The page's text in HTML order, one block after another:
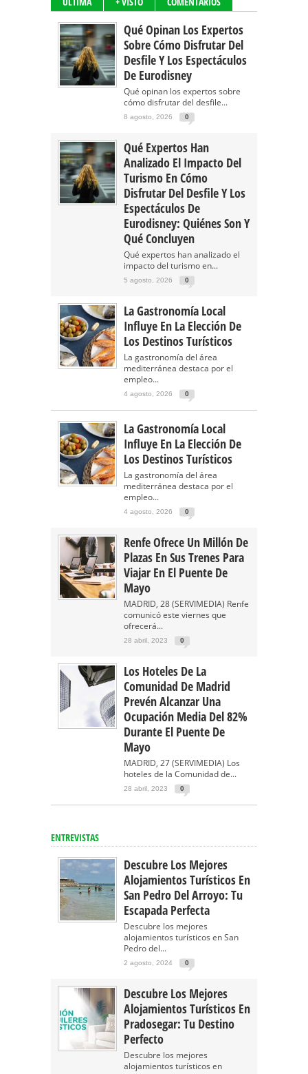
Qué Opinan Los Expertos
Sobre Cómo Disfrutar Del
Desfile Y Los Espectáculos
De Eurodisney
Qué opinan los expertos sobre
cómo disfrutar del desfile...
8 agosto, 2026 0
Qué Expertos Han
Analizado El Impacto Del
Turismo En Cómo
Disfrutar Del Desfile Y Los
Espectáculos De
Eurodisney: Quiénes Son Y
Qué Concluyen
Qué expertos han analizado el
impacto del turismo en...
5 agosto, 2026 0
La Gastronomía Local
Influye En La Elección De
Los Destinos Turísticos
La gastronomía del área
mediterránea destaca por el
empleo...
4 agosto, 2026 0
La Gastronomía Local
Influye En La Elección De
Los Destinos Turísticos
La gastronomía del área
mediterránea destaca por el
empleo...
4 agosto, 2026 0
Renfe Ofrece Un Millón De
Plazas En Sus Trenes Para
Viajar En El Puente De
Mayo
MADRID, 28 (SERVIMEDIA) Renfe
comunicó este viernes que
ofrecerá...
28 abril, 2023 0
Los Hoteles De La
Comunidad De Madrid
Prevén Alcanzar Una
Ocupación Media Del 82%
Durante El Puente De
Mayo
MADRID, 27 (SERVIMEDIA) Los
hoteles de la Comunidad de...
28 abril, 2023 0
ENTREVISTAS
Descubre Los Mejores
Alojamientos Turísticos En
San Pedro Del Arroyo: Tu
Escapada Perfecta
Descubre los mejores
alojamientos turísticos en San
Pedro del...
2 agosto, 2024 0
Descubre Los Mejores
Alojamientos Turísticos En
Pradosegar: Tu Destino
Perfecto
Descubre los mejores
alojamientos turísticos en